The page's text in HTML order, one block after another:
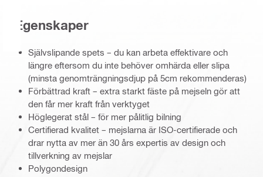
Egenskaper
Självslipande spets – du kan arbeta effektivare och
längre eftersom du inte behöver omhärda eller slipa
(minsta genomträngningsdjup på 5cm rekommenderas)
Förbättrad kraft – extra starkt fäste på mejseln gör att
den får mer kraft från verktyget
Höglegerat stål – för mer pålitlig bilning
Certifierad kvalitet – mejslarna är ISO-certifierade och
drar nytta av mer än 30 års expertis av design och
tillverkning av mejslar
Polygondesign